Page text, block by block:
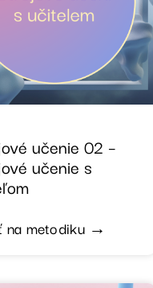
učenie 02 –
učenie s
na metodiku →